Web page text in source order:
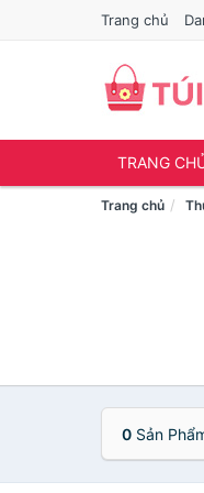
Trang chủ
TRANG
Trang chủ
0 Sản